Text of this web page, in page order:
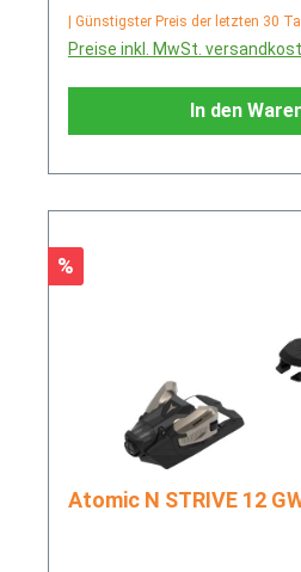
| Günstigster Preis der letzten 30
Preise inkl. MwSt.
In den
Rabatt
%
Atomic N STRIVE